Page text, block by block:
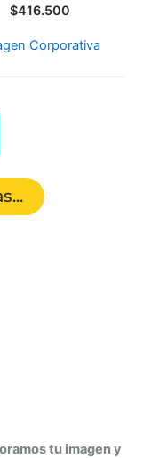
$416.500
Corporativa
tu imagen y